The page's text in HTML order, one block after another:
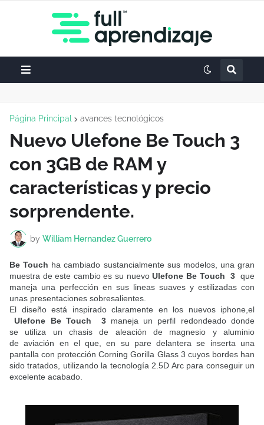
Página Principal avances tecnológicos
Nuevo Ulefone Be Touch 3
con 3GB de RAM y
características y precio
sorprendente.
by William Hernandez Guerrero
Be Touch ha cambiado sustancialmente sus modelos, una gran
muestra de este cambio es su nuevoUlefone Be Touch 3que
maneja una perfección en sus lineas suaves y estilizadas con
unas presentaciones sobresalientes.
El diseño está inspirado claramente en los nuevos iphone,el
Ulefone Be Touch
3maneja un perfil redondeado donde
se utiliza un chasis de aleación de magnesio y aluminio
de aviación en el que, en su pare delantera se inserta una
pantalla con protección Corning Gorilla Glass 3 cuyos bordes han
sido tratados, utilizando la tecnología 2.5D Arc para conseguir un
excelente acabado.